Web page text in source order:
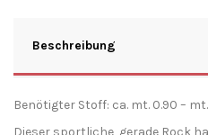
Beschreibung
Benötigter Stoff: ca. mt. 0.90 –
Dieser sportliche, gerade Rock